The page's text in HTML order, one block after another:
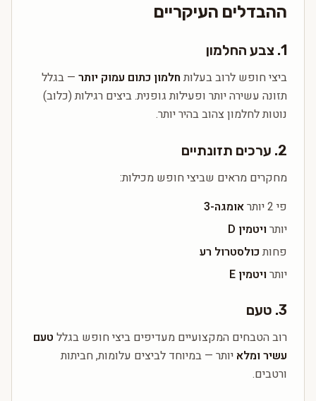
ההבדלים העיקריים
1. צבע החלמון
ביצי חופש לרוב בעלותחלמון כתום עמוק יותר — בגלל
תזונה עשירה יותר ופעילות גופנית. ביצים רגילות (כלוב)
נוטות לחלמון צהוב בהיר יותר.
2. ערכים תזונתיים
מחקרים מראים שביצי חופש מכילות:
פי 2 יותר
אומגה-3
יותר ויטמין D
פחותכולסטרול רע
יותר ויטמין E
3. טעם
רוב הטבחים המקצועיים מעדיפים ביצי חופש בגלל טעם
עשיר ומלא יותר — במיוחד לביצים עלומות, חביתות
ורטבים.